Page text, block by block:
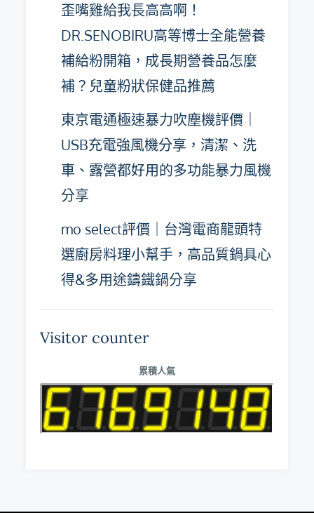
歪嘴雞給我長高高啊！
DR.SENOBIRU高等博士全能營養
補給粉開箱，成長期營養品怎麼
補？兒童粉狀保健品推薦
東京電通極速暴力吹塵機評價｜
USB充電強風機分享，清潔、洗
車、露營都好用的多功能暴力風機
分享
mo select評價｜台灣電商龍頭特
選廚房料理小幫手，高品質鍋具心
得&多用途鑄鐵鍋分享
Visitor counter
累積人氣